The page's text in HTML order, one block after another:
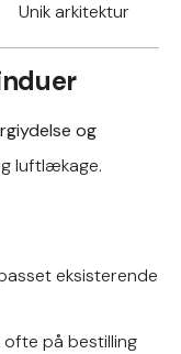
Unik arkitektur
og
luftlækage.
eksisterende
på bestilling